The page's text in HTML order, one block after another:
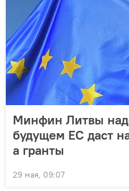
Минфин Литвы
будущем ЕС даст
а гранты
29 мая, 09:07